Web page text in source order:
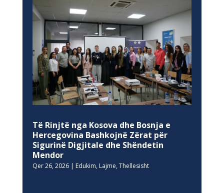
Të Rinjtë nga Kosova dhe Bosnja e
Hercegovina Bashkojnë Zërat për
Sigurinë Digjitale dhe Shëndetin
Mendor
Qer 26, 2026| Edukim, Lajme, Thellesisht